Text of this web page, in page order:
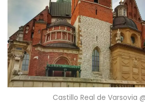
Castillo Real de Varsovia